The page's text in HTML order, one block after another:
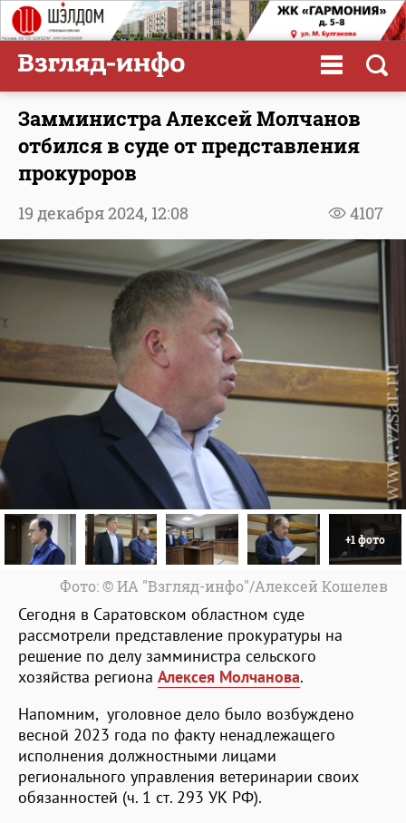
Замминистра Алексей Молчанов
отбился в суде от представления
прокуроров
4107
19 декабря 2024, 12:08
+1 фото
Фото: © ИА "Взгляд-инфо"/Алексей Кошелев
Сегодня в Саратовском областном суде
рассмотрели представление прокуратуры на
решение по делу замминистра сельского
хозяйства региона Алексея Молчанова.
Напомним, уголовное дело было возбуждено
весной 2023 года по факту ненадлежащего
исполнения должностными лицами
регионального управления ветеринарии своих
обязанностей (ч. 1 ст. 293 УК РФ).